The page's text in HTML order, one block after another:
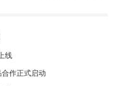
线
作正式启动